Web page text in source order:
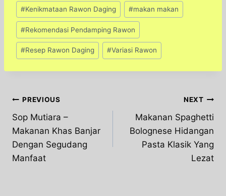
#Kenikmataan Rawon Daging #makan makan
#Rekomendasi Pendamping Rawon
#Resep Rawon Daging #Variasi Rawon
Post
navigation
PREVIOUS
Sop Mutiara –
Makanan Khas Banjar
Dengan Segudang
Manfaat
NEXT
Makanan Spaghetti
Bolognese Hidangan
Pasta Klasik Yang
Lezat